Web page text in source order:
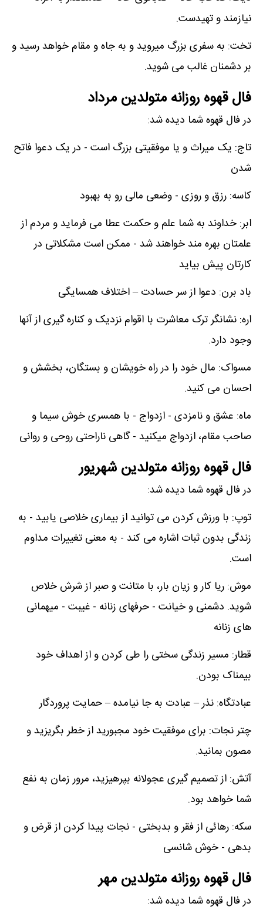
نیازمند و تهیدست.
تخت: به سفری بزرگ میروید و به جاه و مقام خواهد رسید و
بر دشمنان غالب می شوید.
فال قهوه روزانه متولدین مرداد
در فال قهوه شما دیده شد:
تاج: یک میراث و یا موفقیتی بزرگ است - در یک دعوا فاتح
شدن
کاسه: رزق و روزی - وضعی مالی رو به بهبود
ابر: خداوند به شما علم و حکمت عطا می فرماید و مردم از
علمتان بهره مند خواهند شد - ممکن است مشکلاتی در
کارتان پیش بیاید
باد برن: دعوا از سر حسادت – اختلاف همسایگی
اره: نشانگر ترک معاشرت با اقوام نزدیک و کناره گیری از آنها
وجود دارد.
مسواک: مال خود را در راه خویشان و بستگان، بخشش و
احسان می کنید.
ماه: عشق و نامزدی - ازدواج - با همسری خوش سیما و
صاحب مقام، ازدواج میکنید - گاهی ناراحتی روحی و روانی
فال قهوه روزانه متولدین شهریور
در فال قهوه شما دیده شد:
توپ: با ورزش کردن می توانید از بیماری خلاصی یابید - به
زندگی بدون ثبات اشاره می کند - به معنی تغییرات مداوم
است.
موش: ریا کار و زیان بار، با متانت و صبر از شرش خلاص
شوید. دشمنی و خیانت - حرفهای زنانه - غیبت - میهمانی
های زنانه
قطار: مسیر زندگی سختی را طی کردن و از اهداف خود
بیمناک بودن.
عبادتگاه: نذر – عبادت به جا نیامده – حمایت پروردگار
چتر نجات: برای موفقیت خود مجبورید از خطر بگریزید و
مصون بمانید.
آتش: از تصمیم گیری عجولانه بپرهیزید، مرور زمان به نفع
شما خواهد بود.
سکه: رهائی از فقر و بدبختی - نجات پیدا کردن از قرض و
بدهی - خوش شانسی
فال قهوه روزانه متولدین مهر
در فال قهوه شما دیده شد: